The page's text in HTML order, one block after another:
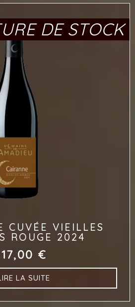
DE STOCK
CUVÉE VIEILLES
ROUGE 2024
17,00 €
LA SUITE